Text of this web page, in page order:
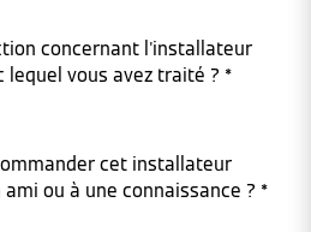
concernant l'installateur
lequel vous avez traité ? *
cet installateur
ou à une connaissance ? *